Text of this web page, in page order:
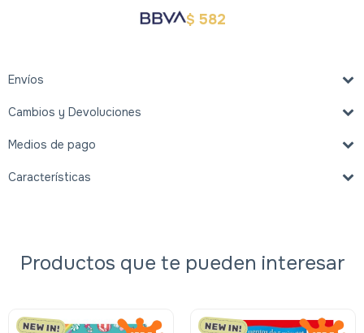
$ 582
Envíos
Cambios y Devoluciones
Medios de pago
Características
Productos que te pueden interesar